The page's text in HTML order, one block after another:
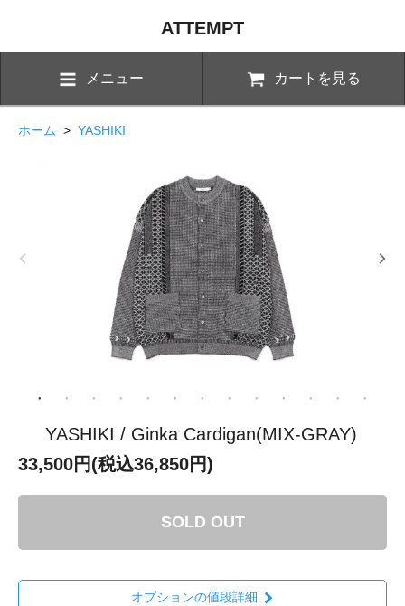
ATTEMPT
メニュー カートを見る
ホーム > YASHIKI
YASHIKI / Ginka Cardigan(MIX-GRAY)
33,500円(税込36,850円)
SOLD OUT
オプションの値段詳細